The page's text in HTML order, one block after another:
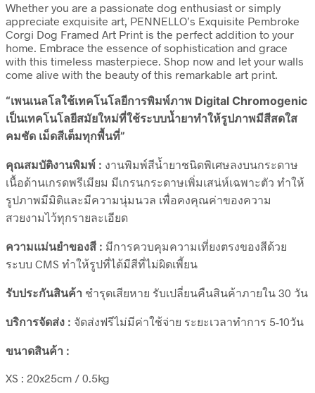
Whether you are a passionate dog enthusiast or simply
appreciate exquisite art, PENNELLO’s Exquisite Pembroke
Corgi Dog Framed Art Print is the perfect addition to your
home. Embrace the essence of sophistication and grace
with this timeless masterpiece. Shop now and let your walls
come alive with the beauty of this remarkable art print.
“เพนเนลโลใช้เทคโนโลยีการพิมพ์ภาพ Digital Chromogenic
เป็นเทคโนโลยีสมัยใหม่ที่ใช้ระบบน้ำยาทำให้รูปภาพมีสีสดใส
คมชัด เม็ดสีเต็มทุกพื้นที่”
คุณสมบัติงานพิมพ์ : งานพิมพ์สีน้ำยาชนิดพิเศษลงบนกระดาษ
เนื้อด้านเกรดพรีเมียม มีเกรนกระดาษเพิ่มเสน่ห์เฉพาะตัว ทำให้
รูปภาพมีมิติและมีความนุ่มนวล เพื่อคงคุณค่าของความ
สวยงามไว้ทุกรายละเอียด
ความแม่นยำของสี : มีการควบคุมความเที่ยงตรงของสีด้วย
ระบบ CMS ทำให้รูปที่ได้มีสีที่ไม่ผิดเพี้ยน
รับประกันสินค้า ชำรุดเสียหาย รับเปลี่ยนคืนสินค้าภายใน 30 วัน
บริการจัดส่ง : จัดส่งฟรีไม่มีค่าใช้จ่าย ระยะเวลาทำการ 5-10วัน
ขนาดสินค้า :
XS : 20x25cm / 0.5kg